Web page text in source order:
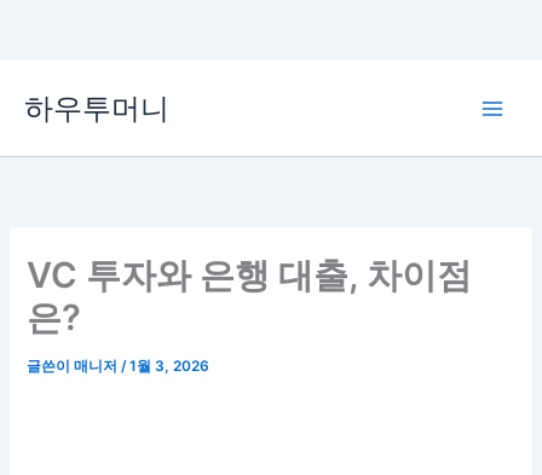
로
하우투머니
VC 투자와 은행 대출, 차이점
은?
글쓴이매니저/1월 3, 2026